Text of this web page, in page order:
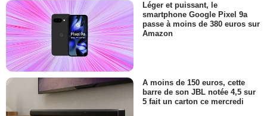
Léger et puissant, le
smartphone Google Pixel 9a
passe à moins de 380 euros sur
Amazon
A moins de 150 euros, cette
barre de son JBL notée 4,5 sur
5 fait un carton ce mercredi